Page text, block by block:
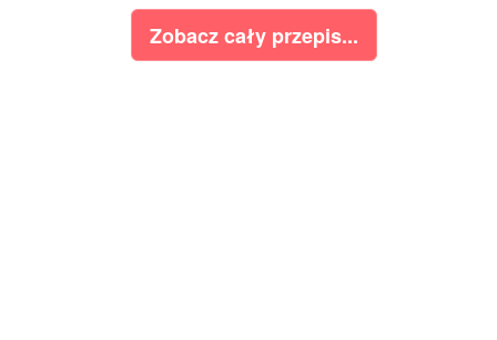
Zobacz cały przepis...